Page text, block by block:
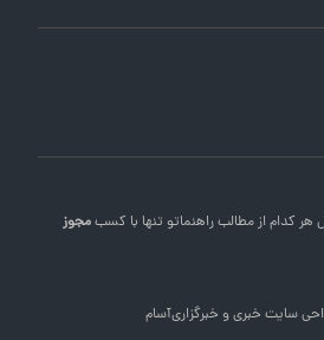
راهنماتو تنها با کسبمجوز
سایت خبری و خبرگزاریآسام